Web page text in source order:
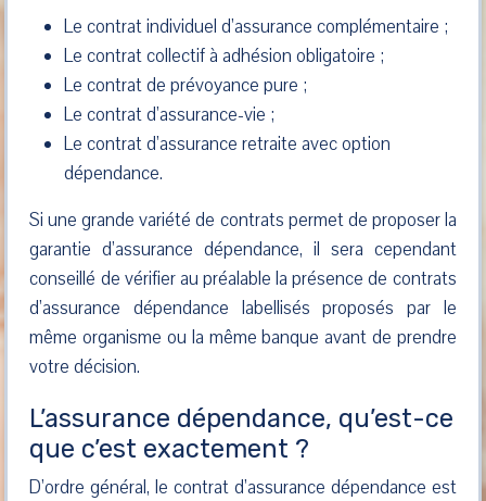
Le contrat individuel d’assurance complémentaire ;
Le contrat collectif à adhésion obligatoire ;
Le contrat de prévoyance pure ;
Le contrat d’assurance-vie ;
Le contrat d’assurance retraite avec option
dépendance.
Si une grande variété de contrats permet de proposer la
garantie d’assurance dépendance, il sera cependant
conseillé de vérifier au préalable la présence de contrats
d’assurance dépendance labellisés proposés par le
même organisme ou la même banque avant de prendre
votre décision.
L’assurance dépendance, qu’est-ce
que c’est exactement ?
D’ordre général, le contrat d’assurance dépendance est